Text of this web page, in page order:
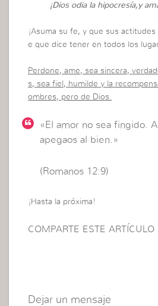
¡Dios odia la hipocresía,y
¡Asuma su fe, y que sus
e que dice tener en todos los
Perdone, ame, sea sincera,
s, sea fiel, humilde y la
ombres, pero de Dios.
«El amor no sea fingido.
apegaos al bien.»
(Romanos 12:9)
¡Hasta la próxima!
COMPARTE ESTE ARTÍCULO
Dejar un mensaje